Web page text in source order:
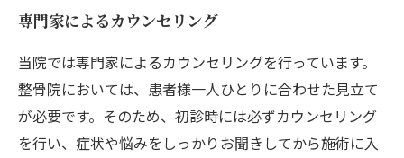
専門家によるカウンセリング
当院では専門家によるカウンセリングを行っています。
整骨院においては、患者様一人ひとりに合わせた見立て
が必要です。そのため、初診時には必ずカウンセリング
を行い、症状や悩みをしっかりお聞きしてから施術に入